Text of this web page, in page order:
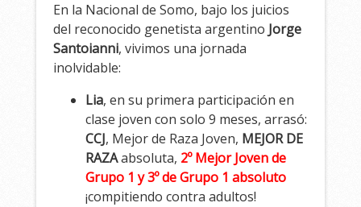
En la Nacional de Somo, bajo los juicios
del reconocido genetista argentino Jorge
Santoianni, vivimos una jornada
inolvidable:
Lia, en su primera participación en
clase joven con solo 9 meses, arrasó:
CCJ, Mejor de Raza Joven, MEJOR DE
RAZAabsoluta, 2º Mejor Joven de
Grupo 1 y 3º de Grupo 1 absoluto
¡compitiendo contra adultos!